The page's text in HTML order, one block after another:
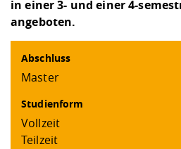
in einer 3- und einer 4-
angeboten.
Abschluss
Master
Studienform
Vollzeit
Teilzeit